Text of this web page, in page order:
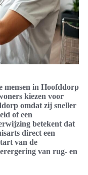
mensen in Hoofddorp
kiezen voor
omdat zij sneller
of een
betekent dat
direct een
van de
van rug- en